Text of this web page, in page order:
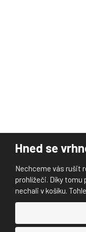
Hned se
Nechceme vás rušit
prohlížeči. Díky tomu
nechali v košíku.